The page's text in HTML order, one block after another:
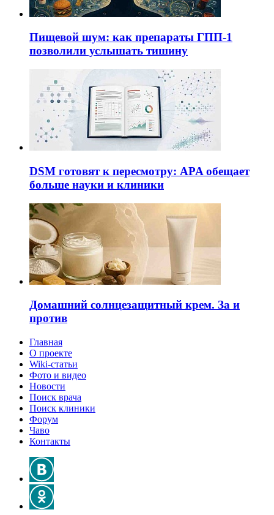
Пищевой шум: как препараты ГПП-1
позволили услышать тишину
DSM готовят к пересмотру: APA обещает
больше науки и клиники
Домашний солнцезащитный крем. За и
против
Главная
О проекте
Wiki-статьи
Фото и видео
Новости
Поиск врача
Поиск клиники
Форум
Чаво
Контакты